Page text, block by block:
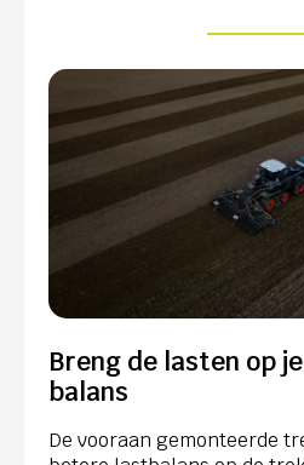
Breng de lasten op
balans
De vooraan gemonteerde